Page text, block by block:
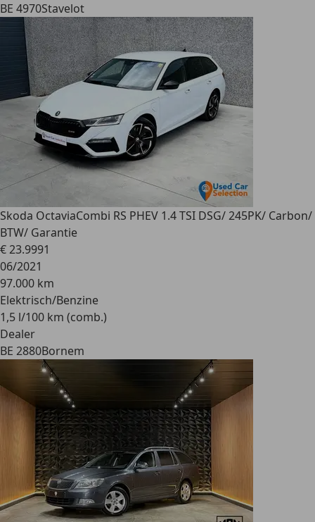
BE 4970Stavelot
Skoda OctaviaCombi RS PHEV 1.4 TSI DSG/ 245PK/ Carbon/
BTW/ Garantie
€ 23.9991
06/2021
97.000 km
Elektrisch/Benzine
1,5 l/100 km (comb.)
Dealer
BE 2880Bornem